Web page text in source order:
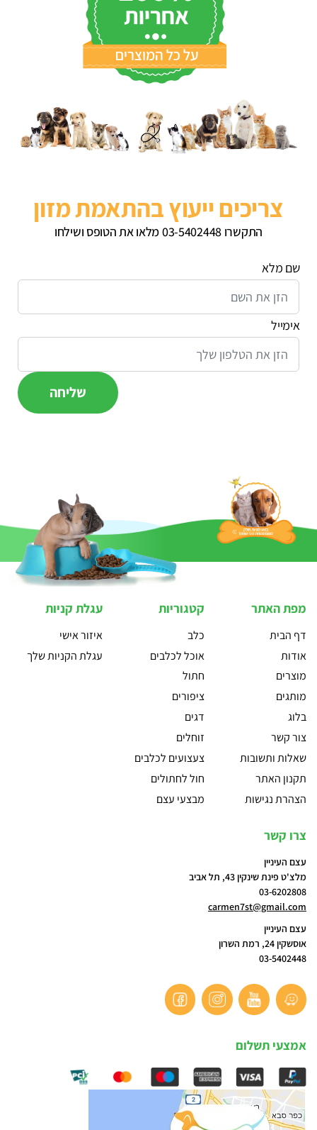
צריכים ייעוץ בהתאמת מזון
התקשרו 03-5402448 מלאו את הטופס ושילחו
שם מלא
אימייל
מפת האתר
דף הבית
אודות
מוצרים
מותגים
בלוג
צור קשר
שאלות ותשובות
תקנון האתר
הצהרת נגישות
קטגוריות
כלב
אוכל לכלבים
חתול
ציפורים
דגים
זוחלים
צעצועים לכלבים
חול לחתולים
מבצעי עצם
עגלת קניות
איזור אישי
עגלת הקניות שלך
צרו קשר
עצם העיניין
מלצ'ט פינת שינקין 43, תל אביב
03-6202808
carmen7st@gmail.com
עצם העיניין
אוסשקין 24, רמת השרון
03-5402448
אמצעי תשלום